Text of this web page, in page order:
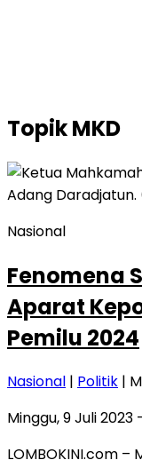
TopikMKD
Nasional
Fenomena
Aparat
Pemilu 2024
Nasional | Politik |
Minggu, 9 Juli 2023
LOMBOKINI.com